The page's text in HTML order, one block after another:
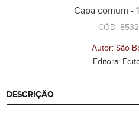
Capa comum -
CÓD:
Autor: São
Editora:
DESCRIÇÃO